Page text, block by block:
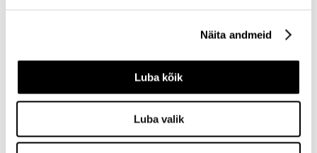
Näita andmeid
Luba kõik
Luba valik
Telefon 517 1040
Paldiski mnt 102, Tallinn